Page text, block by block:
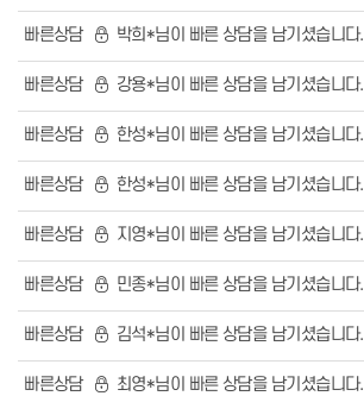
덧니교정
어린이성장교정
장치별교정
심미치료
라미네이트
잇몸성형
레진
치아미백
일반진료
자연치아살리기
충치치료
신경치료
스케일링
고난이도 사랑니 발치
커뮤니티
온라인상담
빠른상담 박희*님이 빠른 상담을 남기셨습니다.
빠른상담 강용*님이 빠른 상담을 남기셨습니다.
빠른상담 한성*님이 빠른 상담을 남기셨습니다.
빠른상담 한성*님이 빠른 상담을 남기셨습니다.
빠른상담 지영*님이 빠른 상담을 남기셨습니다.
빠른상담 민종*님이 빠른 상담을 남기셨습니다.
빠른상담 김석*님이 빠른 상담을 남기셨습니다.
빠른상담 최영*님이 빠른 상담을 남기셨습니다.